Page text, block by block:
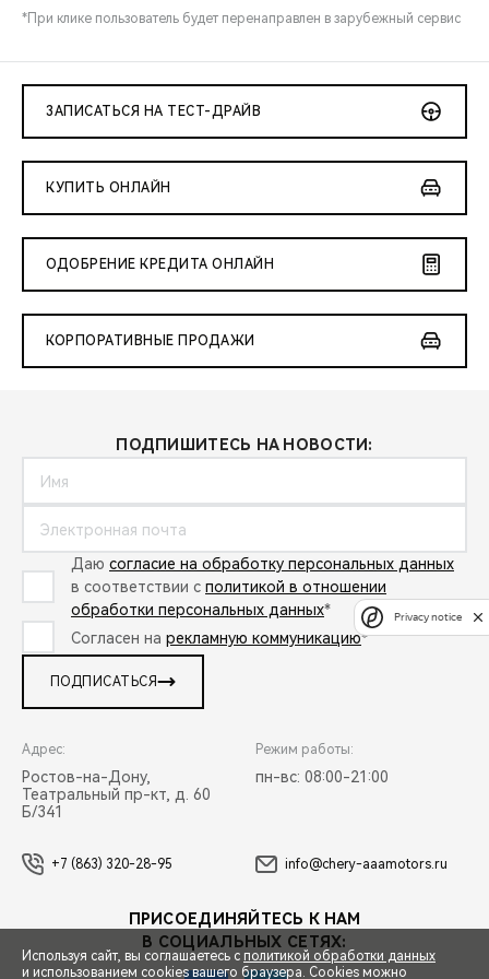
*При клике пользователь будет перенаправлен в зарубежный сервис
ЗАПИСАТЬСЯ НА ТЕСТ-ДРАЙВ
КУПИТЬ ОНЛАЙН
ОДОБРЕНИЕ КРЕДИТА ОНЛАЙН
КОРПОРАТИВНЫЕ ПРОДАЖИ
ПОДПИШИТЕСЬ НА НОВОСТИ:
Даю согласие на обработку персональных данных
в соответствии с политикой в отношении
обработки персональных данных*
Согласен на рекламную коммуникацию*
ПОДПИСАТЬСЯ
Адрес:
Ростов-на-Дону,
Театральный пр-кт, д. 60
Б/341
Режим работы:
пн-вс: 08:00-21:00
+7 (863) 320-28-95 info@chery-aaamotors.ru
ПРИСОЕДИНЯЙТЕСЬ К НАМ
В СОЦИАЛЬНЫХ СЕТЯХ:
Используя сайт, вы соглашаетесь с политикой обработки данных
и использованием cookies вашего браузера. Cookies можно
Privacy notice